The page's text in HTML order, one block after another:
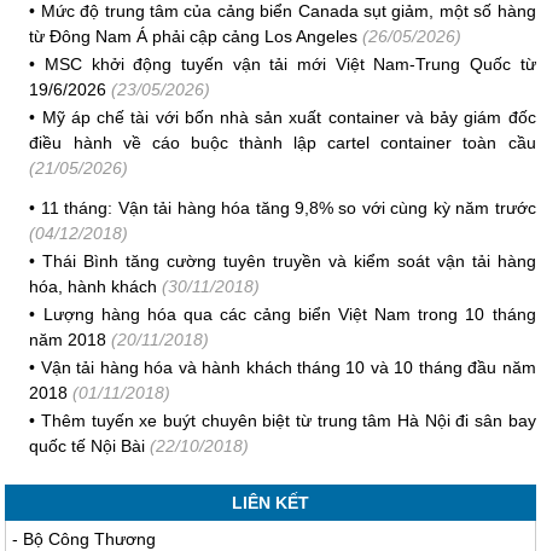
• Mức độ trung tâm của cảng biển Canada sụt giảm, một số hàng
từ Đông Nam Á phải cập cảng Los Angeles(26/05/2026)
• MSC khởi động tuyến vận tải mới Việt Nam-Trung Quốc từ
19/6/2026 (23/05/2026)
• Mỹ áp chế tài với bốn nhà sản xuất container và bảy giám đốc
điều hành về cáo buộc thành lập cartel container toàn cầu
(21/05/2026)
• 11 tháng: Vận tải hàng hóa tăng 9,8% so với cùng kỳ năm trước
(04/12/2018)
•Thái Bình tăng cường tuyên truyền và kiểm soát vận tải hàng
hóa, hành khách (30/11/2018)
• Lượng hàng hóa qua các cảng biển Việt Nam trong 10 tháng
năm 2018 (20/11/2018)
• Vận tải hàng hóa và hành khách tháng 10 và 10 tháng đầu năm
2018 (01/11/2018)
•Thêm tuyến xe buýt chuyên biệt từ trung tâm Hà Nội đi sân bay
quốc tế Nội Bài (22/10/2018)
LIÊN KẾT
- Bộ Công Thương